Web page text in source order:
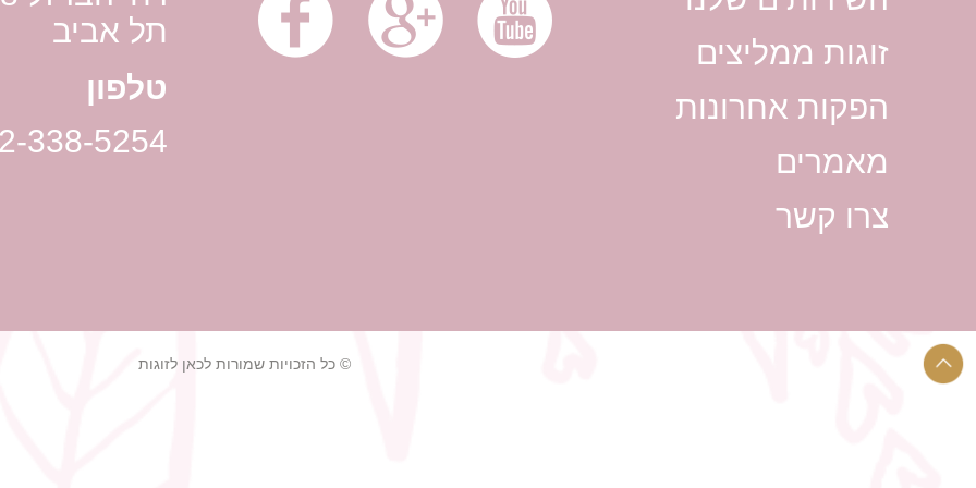
זוגות ממליצים
הפקות אחרונות
מאמרים
צרו קשר
תל אביב
טלפון
338-5254
© כל הזכויות שמורות לכאן לזוגות